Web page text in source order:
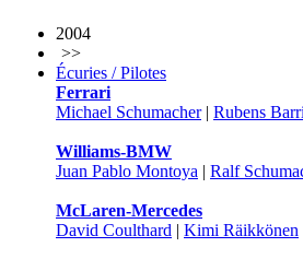
2004
>>
Écuries / Pilotes
Ferrari
Michael Schumacher| Rubens
Williams-BMW
Juan Pablo Montoya | Ralf
McLaren-Mercedes
David Coulthard | Kimi Räikkönen